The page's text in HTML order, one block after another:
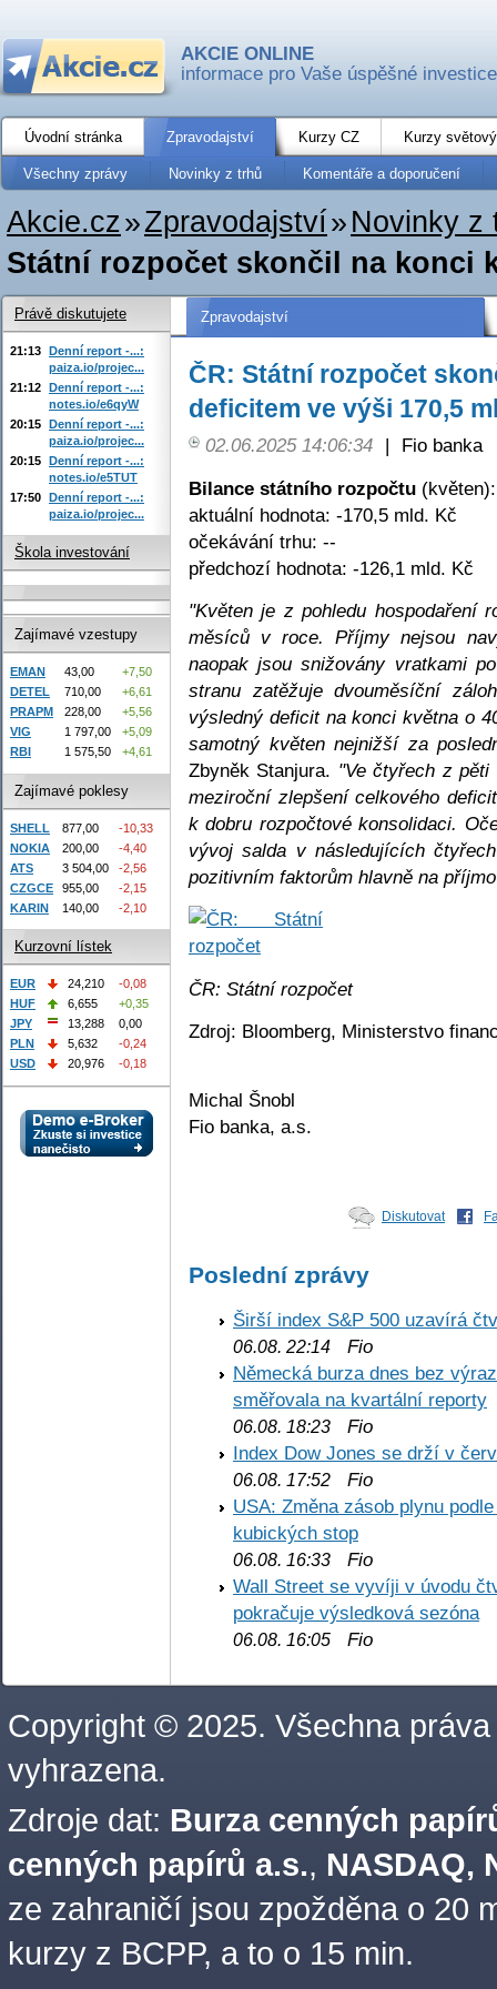
AKCIE ONLINE
informace pro Vaše úspěšné investice
Úvodní stránka Zpravodajství Kurzy CZ Kurzy
Všechny zprávy Novinky z trhů Komentáře a doporučení
Akcie.cz»Zpravodajství» Novinky z
Státní rozpočet skončil na konci
Zpravodajství
ČR: Státní rozpočet
deficitem ve výši 170,5
02.06.2025 14:06:34 |
Fio banka
Bilance státního rozpočtu (květen):
aktuální hodnota: -170,5 mld. Kč
očekávání trhu: --
předchozí hodnota: -126,1 mld. Kč
"Květen je z pohledu hospodaření
měsíců v roce. Příjmy nejsou
naopak jsou snižovány vratkami
stranu zatěžuje dvouměsíční
výsledný deficit na konci května o
samotný květen nejnižší za
Zbyněk Stanjura. "Ve čtyřech z pěti
meziroční zlepšení celkového
k dobru rozpočtové konsolidaci.
vývoj salda v následujících
pozitivním faktorům hlavně na
ČR: Státní rozpočet
Zdroj: Bloomberg, Ministerstvo
Michal Šnobl
Fio banka, a.s.
Diskutovat
Poslední zprávy
Širší index S&P 500 uzavírá
06.08. 22:14 Fio
Německá burza dnes bez
směřovala na kvartální reporty
06.08. 18:23 Fio
Index Dow Jones se drží v
06.08. 17:52 Fio
USA: Změna zásob plynu
kubických stop
06.08. 16:33 Fio
Wall Street se vyvíji v úvodu
pokračuje výsledková sezóna
06.08. 16:05 Fio
Právě diskutujete
21:13 Denní report -...:
paiza.io/projec...
21:12 Denní report -...:
notes.io/e6qyW
20:15 Denní report -...:
paiza.io/projec...
20:15 Denní report -...:
notes.io/e5TUT
17:50 Denní report -...:
paiza.io/projec...
Škola investování
Zajímavé vzestupy
EMAN 43,00
+7,50
DETEL
710,00
+6,61
PRAPM
228,00
+5,56
VIG
1 797,00
+5,09
RBI
1 575,50 +4,61
Zajímavé poklesy
SHELL 877,00
-10,33
NOKIA
200,00
-4,40
ATS
3 504,00
-2,56
CZGCE
955,00
-2,15
KARIN
140,00 -2,10
Kurzovní lístek
EUR 24,210
-0,08
HUF
6,655
+0,35
JPY
13,288
0,00
PLN
5,632
-0,24
USD
20,976 -0,18
Copyright © 2025. Všechna práva
vyhrazena.
Zdroje dat: Burza cenných
cenných papírů a.s., NASDAQ,
ze zahraničí jsou zpožděna o 20
kurzy z BCPP, a to o 15 min.